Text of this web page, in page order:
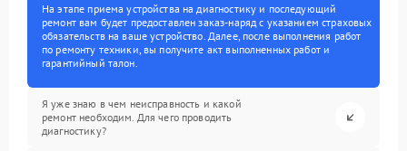
На этапе приема устройства на диагностику и последующий
ремонт вам будет предоставлен заказ-наряд с указанием страховых
обязательств на ваше устройство. Далее, после выполнения работ
по ремонту техники, вы получите акт выполненных работ и
гарантийный талон.
Я уже знаю в чем неисправность и какой
ремонт необходим. Для чего проводить
диагностику?